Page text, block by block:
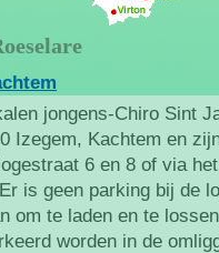
jongens-Chiro Sint
Izegem, Kachtem en
6 en 8 of via
is geen parking bij de
om te laden en te
worden in de